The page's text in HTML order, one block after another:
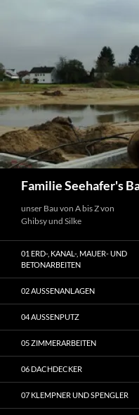
Familie Seehafer's
unser Bau von A bis Z von
Ghibsy und Silke
01 ERD-, KANAL-, MAUER- UND
BETONARBEITEN
02 AUSSENANLAGEN
04 AUSSENPUTZ
05 ZIMMERARBEITEN
06 DACHDECKER
07 KLEMPNER UND SPENGLER